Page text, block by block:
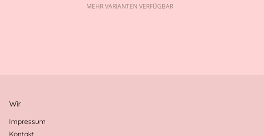
MEHR VARIANTEN VERFÜGBAR
Wir
Impressum
Kontakt